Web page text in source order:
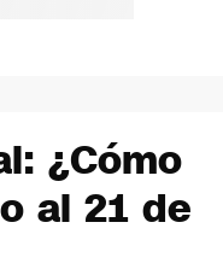
¿Cómo
al 21 de